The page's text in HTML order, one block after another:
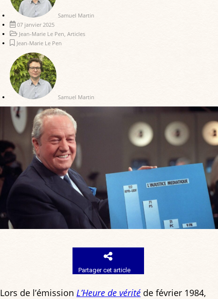
Samuel Martin
07 janvier 2025
Jean-Marie Le Pen, Articles
Jean-Marie Le Pen
Samuel Martin
Partager cet article
Lors de l’émission L’Heure de vérité de février 1984,